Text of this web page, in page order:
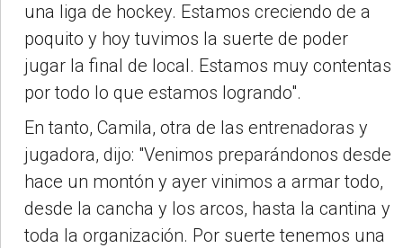
una liga de hockey. Estamos creciendo de a
poquito y hoy tuvimos la suerte de poder
jugar la final de local. Estamos muy contentas
por todo lo que estamos logrando".
En tanto, Camila, otra de las entrenadoras y
jugadora, dijo: "Venimos preparándonos desde
hace un montón y ayer vinimos a armar todo,
desde la cancha y los arcos, hasta la cantina y
toda la organización. Por suerte tenemos una